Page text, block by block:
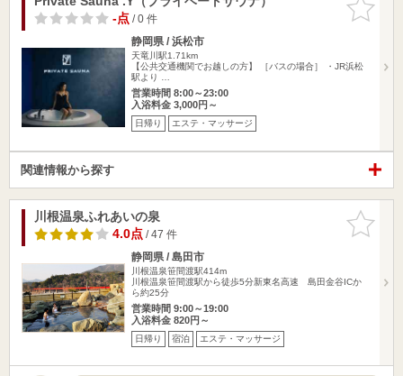
りに追加
-点/ 0 件
静岡県 / 浜松市
天竜川駅1.71km
【公共交通機関でお越しの方】 ［バスの場合］ ・JR浜松
駅より …
営業時間 8:00～23:00
入浴料金 3,000円～
日帰り エステ・マッサージ
関連情報から探す
お気に入
りに追加
川根温泉ふれあいの泉
4.0点/ 47 件
静岡県 / 島田市
川根温泉笹間渡駅414m
川根温泉笹間渡駅から徒歩5分新東名高速 島田金谷ICか
ら約25分
営業時間 9:00～19:00
入浴料金 820円～
日帰り 宿泊 エステ・マッサージ